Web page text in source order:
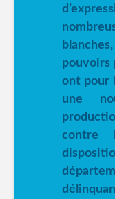
pouvoirs
ont pour
une
contre